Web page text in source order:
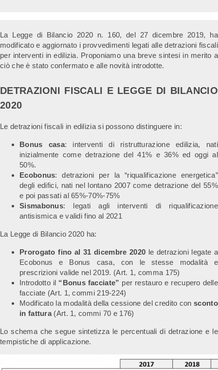
La Legge di Bilancio 2020 n. 160, del 27 dicembre 2019, ha
modificato e aggiornato i provvedimenti legati alle detrazioni fiscali
per interventi in edilizia. Proponiamo una breve sintesi in merito a
ciò che è stato confermato e alle novità introdotte.
DETRAZIONI FISCALI E LEGGE DI BILANCIO
2020
Le detrazioni fiscali in edilizia si possono distinguere in:
Bonus casa: interventi di ristrutturazione edilizia, nati
inizialmente come detrazione del 41% e 36% ed oggi al
50%.
Ecobonus: detrazioni per la “riqualificazione energetica”
degli edifici, nati nel lontano 2007 come detrazione del 55%
e poi passati al 65%-70%-75%
Sismabonus: legati agli interventi di riqualificazione
antisismica e validi fino al 2021
La Legge di Bilancio 2020 ha:
Prorogato fino al 31 dicembre 2020 le detrazioni legate a
Ecobonus e Bonus casa, con le stesse modalità e
prescrizioni valide nel 2019. (Art. 1, comma 175)
Introdotto il “Bonus facciate” per restauro e recupero delle
facciate (Art. 1, commi 219-224)
Modificato la modalità della cessione del credito consconto
in fattura(Art. 1, commi 70 e 176)
Lo schema che segue sintetizza le percentuali di detrazione e le
tempistiche di applicazione.